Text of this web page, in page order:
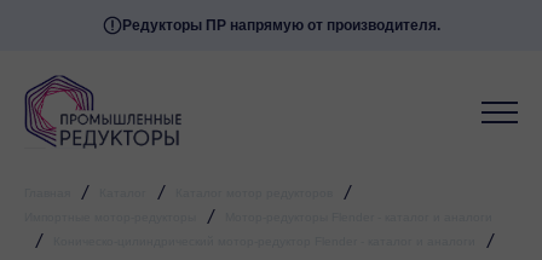
Редукторы ПР напрямую от производителя.
/ / /
/
/ /